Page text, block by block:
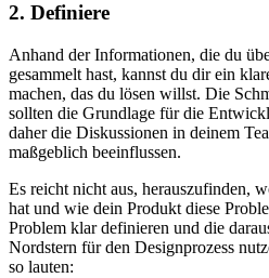
2. Definiere
Anhand der Informationen, die du
gesammelt hast, kannst du dir ein
machen, das du lösen willst. Die
sollten die Grundlage für die
daher die Diskussionen in deinem
maßgeblich beeinflussen.
Es reicht nicht aus, herauszufinden,
hat und wie dein Produkt diese
Problem klar definieren und die
Nordstern für den Designprozess
so lauten: